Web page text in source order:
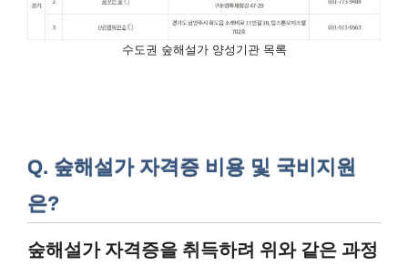
수도권 숲해설가 양성기관 목록
Q. 숲해설가 자격증 비용 및 국비지원
은?
숲해설가 자격증을 취득하려 위와 같은 과정